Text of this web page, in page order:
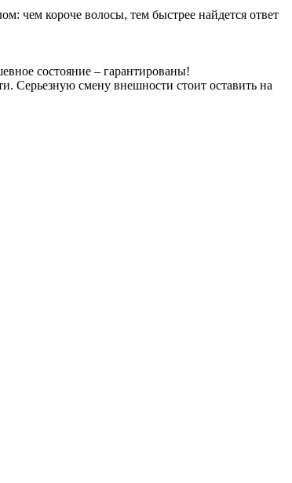
чем короче волосы, тем быстрее найдется ответ
состояние – гарантированы!
Серьезную смену внешности стоит оставить на